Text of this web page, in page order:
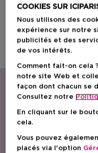
Avec une gamme étendue de
ICI PARIS XL est le
COOKIES SUR
Nous utilisons des
expérience sur notre
publicités et des
de vos intérêts.
Comment fait-on cela
notre site Web et
façon dont chacun se
Consultez notre
En cliquant sur le
cela.
Vous pouvez
placés via l'option